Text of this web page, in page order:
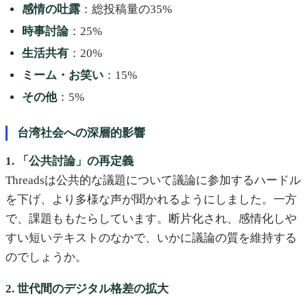
感情の吐露 ：総投稿量の35%
時事討論：25%
生活共有 ：20%
ミーム・お笑い ：15%
その他：5%
台湾社会への深層的影響
1. 「公共討論」の再定義
Threadsは公共的な議題について議論に参加するハードル
を下げ、より多様な声が聞かれるようにしました。一方
で、課題ももたらしています。断片化され、感情化しや
すい短いテキストのなかで、いかに議論の質を維持する
のでしょうか。
2. 世代間のデジタル格差の拡大